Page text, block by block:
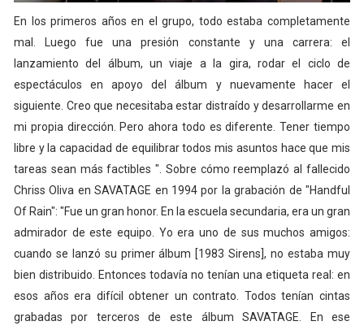
En los primeros años en el grupo, todo estaba completamente
mal. Luego fue una presión constante y una carrera: el
lanzamiento del álbum, un viaje a la gira, rodar el ciclo de
espectáculos en apoyo del álbum y nuevamente hacer el
siguiente. Creo que necesitaba estar distraído y desarrollarme en
mi propia dirección. Pero ahora todo es diferente. Tener tiempo
libre y la capacidad de equilibrar todos mis asuntos hace que mis
tareas sean más factibles ". Sobre cómo reemplazó al fallecido
Chriss Oliva en SAVATAGE en 1994 por la grabación de "Handful
Of Rain": "Fue un gran honor. En la escuela secundaria, era un gran
admirador de este equipo. Yo era uno de sus muchos amigos:
cuando se lanzó su primer álbum [1983 Sirens], no estaba muy
bien distribuido. Entonces todavía no tenían una etiqueta real: en
esos años era difícil obtener un contrato. Todos tenían cintas
grabadas por terceros de este álbum SAVATAGE. En ese